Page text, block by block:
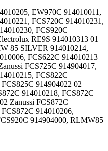
EW970C 914010011,
FCS720C 914010231,
FCS920C
RE9S 914010313 01
85 SILVER 914010214,
FCS622C 914010213
FCS725C 914904017,
FCS822C
914904022 02
914010218, FCS872C
Zanussi FCS872C
914010206,
914904000, RLMW85